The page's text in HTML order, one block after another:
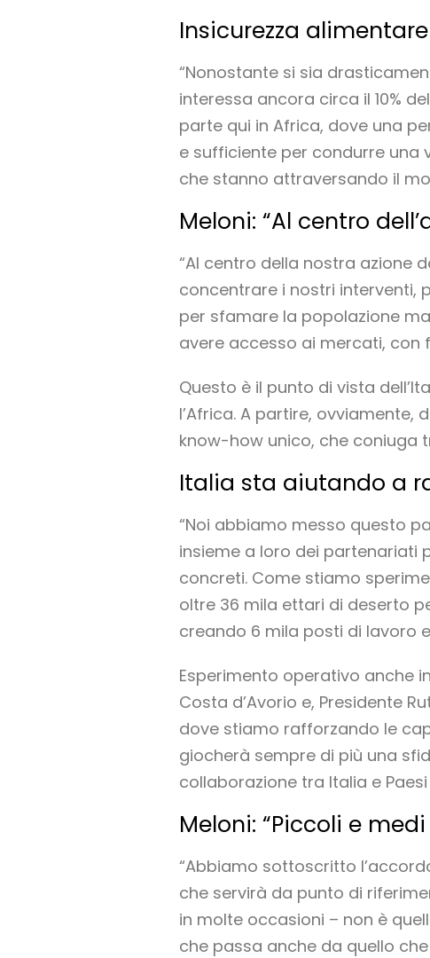
Insicurezza
“Nonostante si sia
interessa ancora circa il 10%
parte qui in Africa, dove una
e sufficiente per condurre una
che stanno attraversando il
Meloni: “Al centro
“Al centro della nostra azione
concentrare i nostri interventi,
per sfamare la popolazione
avere accesso ai mercati, con
Questo è il punto di vista
l’Africa. A partire,
know-how unico, che coniuga
Italia sta aiutando a
“Noi abbiamo messo questo
insieme a loro dei
concreti. Come stiamo
oltre 36 mila ettari di deserto
creando 6 mila posti di lavoro
Esperimento operativo anche
Costa d’Avorio e, Presidente
dove stiamo rafforzando le
giocherà sempre di più una
collaborazione tra Italia e Paesi
Meloni: “Piccoli e
“Abbiamo sottoscritto
che servirà da punto di
in molte occasioni – non è
che passa anche da quello